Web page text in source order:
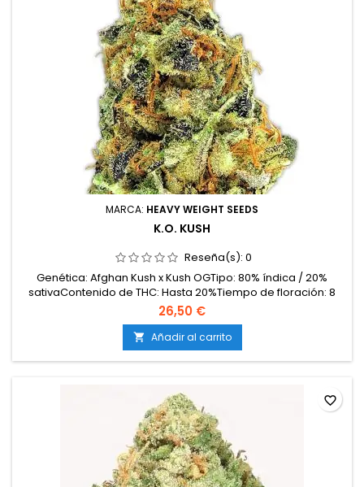
MARCA: HEAVY WEIGHT SEEDS
K.O. KUSH
Reseña(s): 0
Genética: Afghan Kush x Kush OGTipo: 80% índica / 20%
sativaContenido de THC: Hasta 20%Tiempo de floración: 8
semanas en interiorProducción en interior: 500-550
g/m²Producción en exterior: 800-1000 g/plantaAltura: 80-120
cm en interior; hasta 200 cm en exteriorAromas y
sabores: Terrosos, especiados, dulces y
almizcladosEfectos:...
26,50 €
 Añadir al carrito
favorite_border